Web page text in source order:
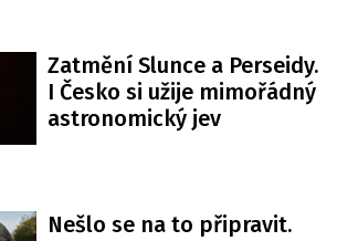
Zatmění Slunce a Perseidy.
I Česko si užije mimořádný
astronomický jev
Nešlo se na to připravit.